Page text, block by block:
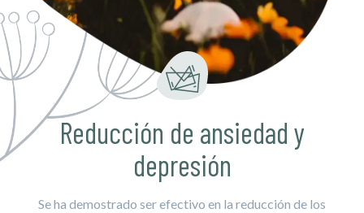
Reducción de ansiedad y
depresión
Se ha demostrado ser efectivo en la reducción de los